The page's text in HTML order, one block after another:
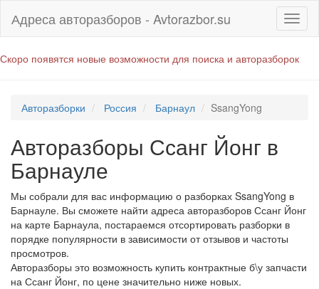
Адреса авторазборов - Avtorazbor.su
Скоро появятся новые возможности для поиска и авторазборок
Авторазборки Россия Барнаул SsangYong
Авторазборы Ссанг Йонг в
Барнауле
Мы собрали для вас информацию о разборках SsangYong в
Барнауле. Вы сможете найти адреса авторазборов Ссанг Йонг
на карте Барнаула, постараемся отсортировать разборки в
порядке популярности в зависимости от отзывов и частоты
просмотров.
Авторазборы это возможность купить контрактные б\у запчасти
на Ссанг Йонг, по цене значительно ниже новых.